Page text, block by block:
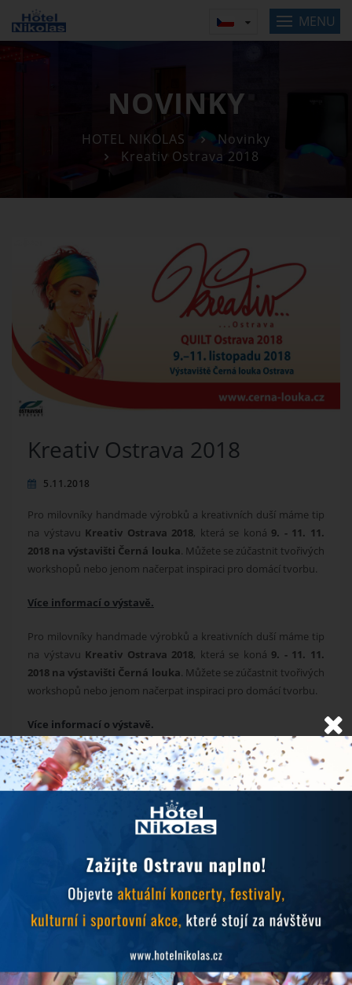
MENU
NOVINKY
HOTEL NIKOLAS
Novinky
Kreativ Ostrava 2018
Kreativ Ostrava 2018
5.11.2018
Pro milovníky handmade výrobků a kreativních duší máme tip
na výstavu Kreativ Ostrava 2018, která se koná 9. - 11. 11.
2018 na výstavišti Černá louka. Můžete se zúčastnit tvořivých
workshopů nebo jenom načerpat inspiraci pro domácí tvorbu.
Více informací o výstavě.
Pro milovníky handmade výrobků a kreativních duší máme tip
na výstavu Kreativ Ostrava 2018, která se koná 9. - 11. 11.
2018 na výstavišti Černá louka. Můžete se zúčastnit tvořivých
workshopů nebo jenom načerpat inspiraci pro domácí tvorbu.
Více informací o výstavě.
Prodlužujeme snídaně během hudebních festivalů
10.6.2026
13.5.2026